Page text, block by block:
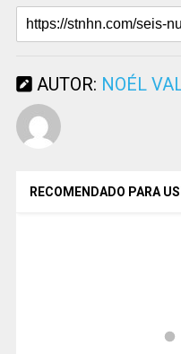
AUTOR: NOÉL
RECOMENDADO PARA